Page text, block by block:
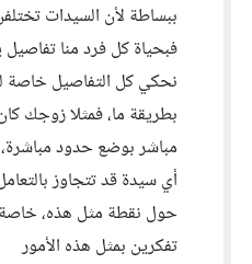
ببساطة لأن السيدات
فبحياة كل فرد منا
نحكي كل التفاصيل خاصة
بطريقة ما، فمثلا زوجك
مباشر بوضع حدود
أي سيدة قد تتجاوز
حول نقطة مثل هذه، خاصة
تفكرين بمثل هذه الأمور